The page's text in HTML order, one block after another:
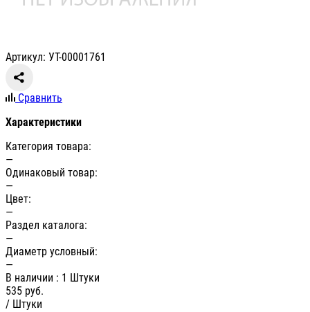
Артикул: УТ-00001761
Сравнить
Характеристики
Категория товара:
—
Одинаковый товар:
—
Цвет:
—
Раздел каталога:
—
Диаметр условный:
—
В наличии : 1 Штуки
535 руб.
/ Штуки